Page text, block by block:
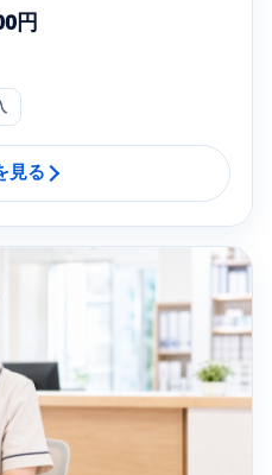
円
見る